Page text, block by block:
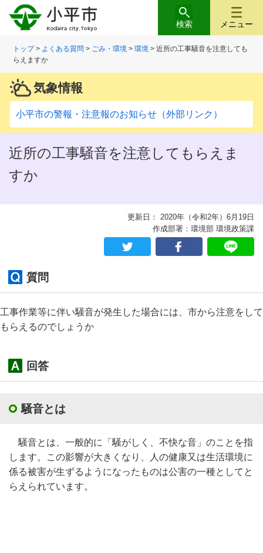
メニュー
検索
トップ> よくある質問 > ごみ・環境 >環境 > 近所の工事騒音を注意しても
らえますか
気象情報
小平市の警報・注意報のお知らせ（外部リンク）
近所の工事騒音を注意してもらえま
すか
更新日： 2020年（令和2年）6月19日
作成部署：環境部 環境政策課
質問
工事作業等に伴い騒音が発生した場合には、市から注意をして
もらえるのでしょうか
回答
騒音とは
騒音とは、一般的に「騒がしく、不快な音」のことを指
します。この影響が大きくなり、人の健康又は生活環境に
係る被害が生ずるようになったものは公害の一種としてと
らえられています。